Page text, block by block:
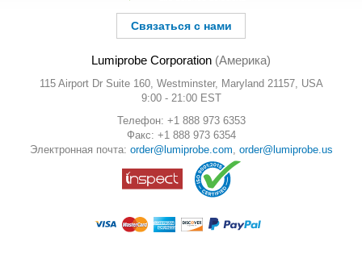
Связаться с нами
Lumiprobe Corporation (Америка)
115 Airport Dr Suite 160, Westminster, Maryland 21157, USA
9:00 - 21:00 EST
Телефон: +1 888 973 6353
Факс: +1 888 973 6354
Электронная почта: order@lumiprobe.com, order@lumiprobe.us